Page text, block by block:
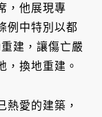
，他展現專
例中特別以都
建，讓傷亡嚴
，換地重建。
熱愛的建築，